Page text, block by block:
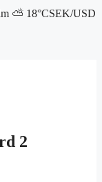
⛅ 18°CSEK/USD
2